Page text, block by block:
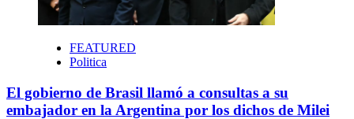
FEATURED
Politica
El gobierno de Brasil llamó a consultas a su
embajador en la Argentina por los dichos de Milei